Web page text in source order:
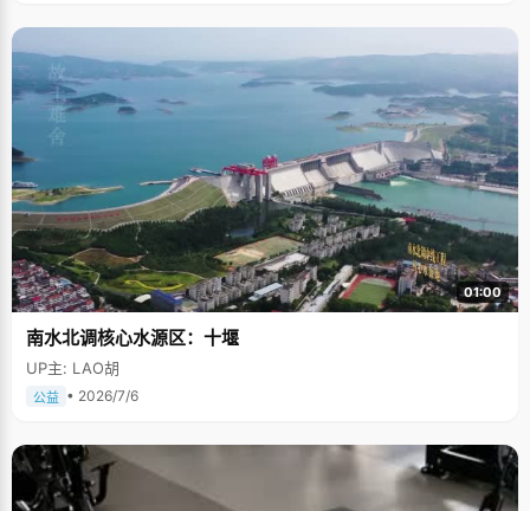
01:00
南水北调核心水源区：十堰
UP主: LAO胡
公益 • 2026/7/6